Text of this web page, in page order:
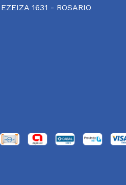
EZEIZA 1631 - ROSARIO